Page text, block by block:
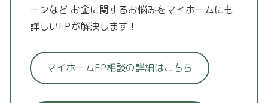
ーンなど お金に関するお悩みをマイホームにも
詳しいFPが解決します！
マイホームFP相談の詳細はこちら